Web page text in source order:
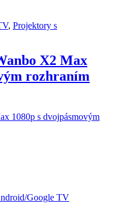
, Projektory s
X2 Max
rozhraním
1080p s dvojpásmovým
Google TV